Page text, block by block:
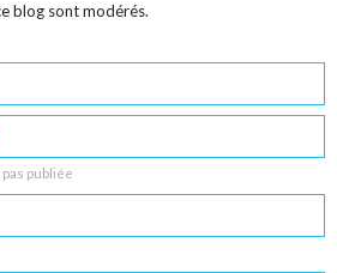
blog sont modérés.
publiée